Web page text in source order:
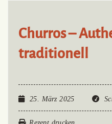
Churros –
traditionell
25. März 2025